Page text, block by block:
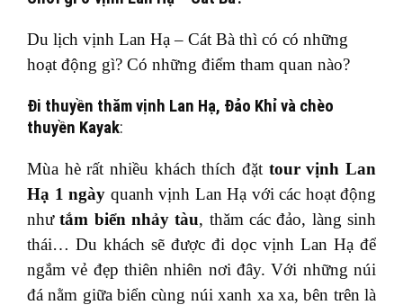
Du lịch vịnh Lan Hạ – Cát Bà thì có có những
hoạt động gì? Có những điểm tham quan nào?
Đi thuyền thăm vịnh Lan Hạ, Đảo Khỉ và chèo
thuyền Kayak:
Mùa hè rất nhiều khách thích đặt tour vịnh Lan
Hạ 1 ngày quanh vịnh Lan Hạ với các hoạt động
nhưtắm biển nhảy tàu, thăm các đảo, làng sinh
thái… Du khách sẽ được đi dọc vịnh Lan Hạ để
ngắm vẻ đẹp thiên nhiên nơi đây. Với những núi
đá nằm giữa biển cùng núi xanh xa xa, bên trên là